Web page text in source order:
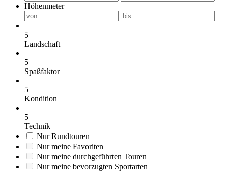
Höhenmeter
5
Landschaft
5
Spaßfaktor
5
Kondition
5
Technik
Nur Rundtouren
Nur meine Favoriten
Nur meine durchgeführten Touren
Nur meine bevorzugten Sportarten